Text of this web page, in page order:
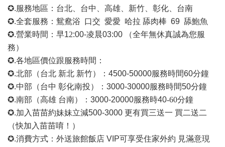
✪.服務地區：台北、台中、高雄、新竹、彰化、台南
✪.全套服務：鴛鴦浴 口交 愛愛 哈拉 舔肉棒 69 舔鮑魚
✪.營業時間：早12:00-凌晨03:00 （全年無休真誠為您服
務）
✪.各地區價位跟服務時間：
✪.北部（台北 新北 新竹）：4500-50000服務時間60分鐘
✪.中部（台中 彰化南投）：3000-30000服務時間50分鐘
✪.南部（高雄 台南）：3000-20000服務時40-60分鐘
✪.加入苗苗約妹妹立減500-3000 更有買三送一 買二送二
（快加入苗苗唷！）
✪.消費方式：外送旅館飯店 VIP可享受住家外約 見滿意現